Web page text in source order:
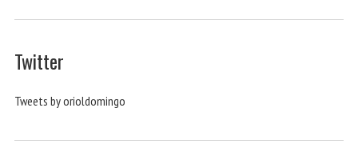
Twitter
Tweets by orioldomingo